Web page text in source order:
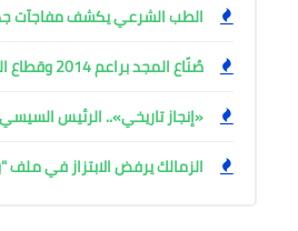
الطب الشرعي يكشف مفاجآت
صُنّاع المجد براعم 2014 وقطاع الشباب لمنصات التتويج ببطولة كأس المستقبل العربي
«إنجاز تاريخي».. الرئيس
الزمالك يرفض الابتزاز في ملف